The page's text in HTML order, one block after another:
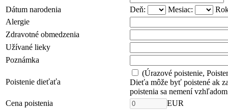
Dátum narodenia
Deň: Mesiac:
Alergie
Zdravotné obmedzenia
Užívané lieky
Poznámka
Poistenie dieťaťa
(Úrazové poistenie,
Dieťa môže byť poistené ak
poistenia sa nemení
Cena poistenia
EUR